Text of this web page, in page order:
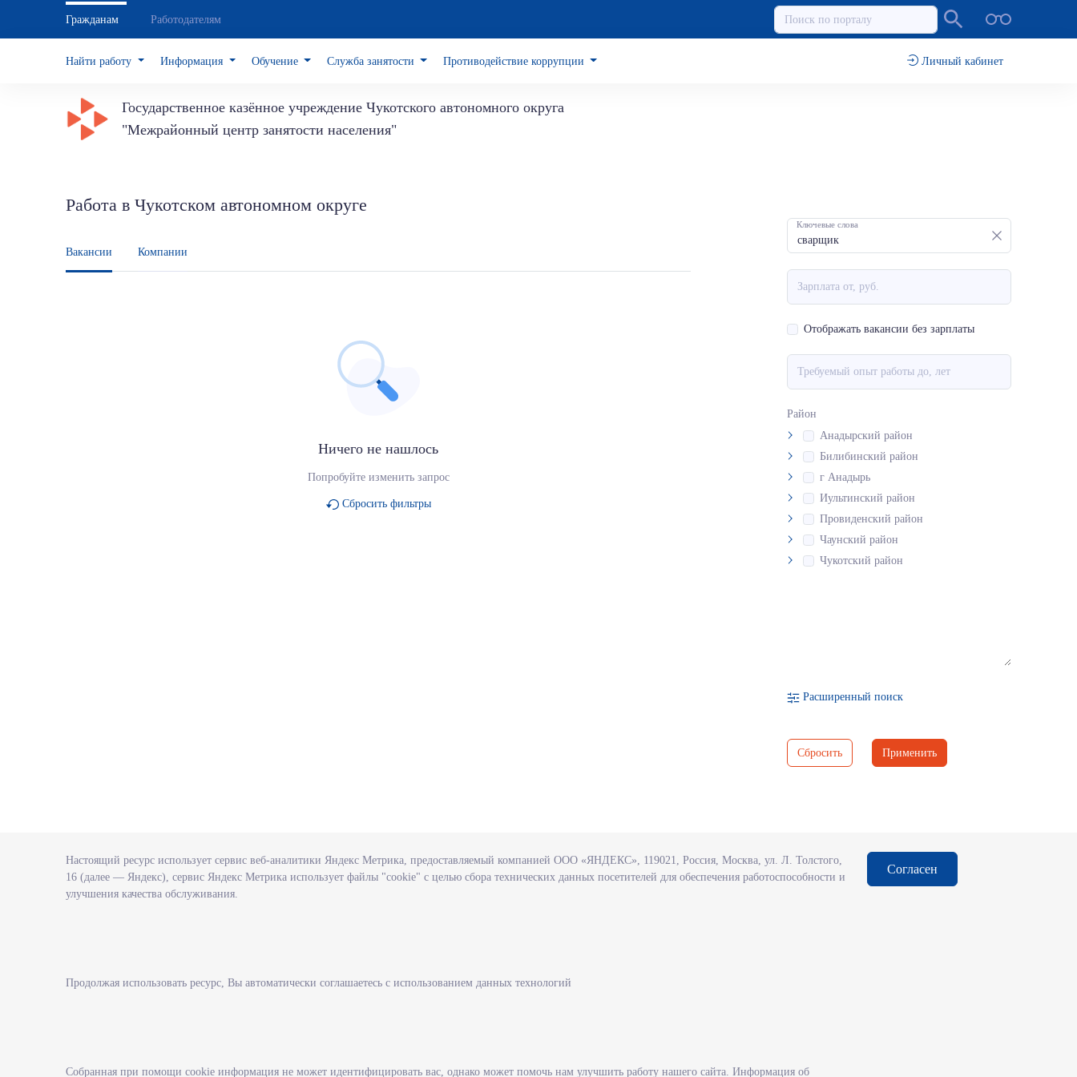
Гражданам Работодателям
Найти работу Информация Обучение Служба занятости Противодействие коррупции Личный кабинет
Государственное казённое учреждение Чукотского автономного округа
"Межрайонный центр занятости населения"
Работа в Чукотском автономном округе
Вакансии Компании
Ничего не нашлось
Попробуйте изменить запрос
Сбросить фильтры
Ключевые слова
Отображать вакансии без зарплаты
Район
Анадырский район
Билибинский район
г Анадырь
Иультинский район
Провиденский район
Чаунский район
Чукотский район
Расширенный поиск
Сбросить Применить
Государственное казённое учреждение
О ведомстве Информация
Настоящий ресурс использует сервис веб-аналитики Яндекс Метрика, предоставляемый компанией ООО «ЯНДЕКС», 119021, Россия, Москва, ул. Л. Толстого,
16 (далее — Яндекс), сервис Яндекс Метрика использует файлы "cookie" с целью сбора технических данных посетителей для обеспечения работоспособности и
улучшения качества обслуживания.
Продолжая использовать ресурс, Вы автоматически соглашаетесь с использованием данных технологий
Собранная при помощи cookie информация не может идентифицировать вас, однако может помочь нам улучшить работу нашего сайта. Информация об
Согласен